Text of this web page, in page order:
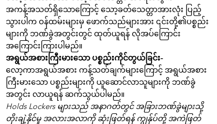
အကန့်အသတ်ရှိသောကြောင့် သော့ခတ်သေတ္တာအားလုံး ပြည့်
သွားပါက ဝန်ထမ်းများမှ ဖောက်သည်များအား ၎င်းတို့၏ပစ္စည်း
များကို ဘဏ်ခွဲအတွင်းတွင် ထုတ်ယူရန် လိုအပ်ကြောင်း
အကြောင်းကြားပါမည်။
အရွယ်အစားကြီးမားသော ပစ္စည်းကိုင်တွယ်ခြင်း-
လော့ကာအရွယ်အစား ကန့်သတ်ချက်များကြောင့် အရွယ်အစား
ကြီးမားသော ပစ္စည်းများကို ယူဆောင်လာသူများကို ဘဏ်ခွဲ
အတွင်း လာယူရန် ဆက်သွယ်ပါမည်။
Holds Lockers များသည် အနာဂတ်တွင် အခြားဘဏ်ခွဲများသို့
တိုးချဲ့နိုင်မှု အလားအလာကို ဆုံးဖြတ်ရန် ကျွန်ုပ်တို့ အကဲဖြတ်